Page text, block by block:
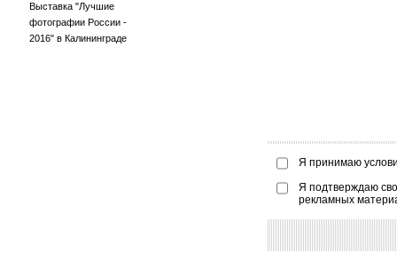
Выставка "Лучшие
фотографии России -
2016" в Калининграде
Я принимаю
Я подтверждаю
рекламных